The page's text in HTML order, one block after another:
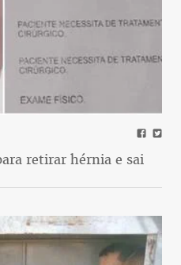
retirar hérnia e sai